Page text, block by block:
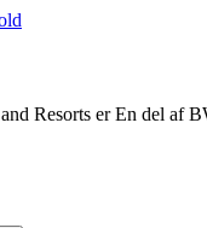
Resorts erEn del af